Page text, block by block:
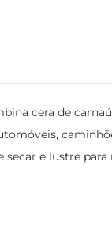
cera de
e lustre